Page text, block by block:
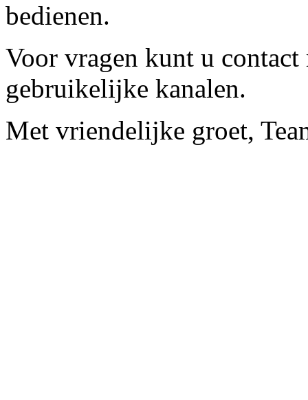
bedienen.
Voor vragen kunt u contact
gebruikelijke kanalen.
Met vriendelijke groet,